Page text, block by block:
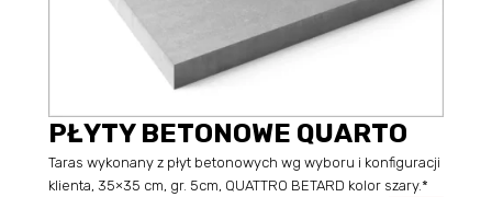
PŁYTY BETONOWE QUARTO
Taras wykonany z płyt betonowych wg wyboru i konfiguracji
klienta, 35×35 cm, gr. 5cm, QUATTRO BETARD kolor szary.*